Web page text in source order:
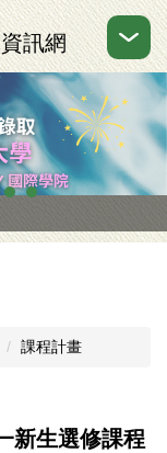
訊網
課程計畫
新生選修課程